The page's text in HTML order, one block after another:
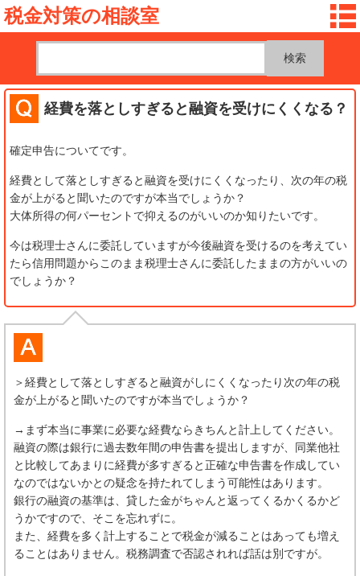
税金対策の相談室
経費を落としすぎると融資を受けにくくなる？
確定申告についてです。
経費として落としすぎると融資を受けにくくなったり、次の年の税
金が上がると聞いたのですが本当でしょうか？
大体所得の何パーセントで抑えるのがいいのか知りたいです。
今は税理士さんに委託していますが今後融資を受けるのを考えてい
たら信用問題からこのまま税理士さんに委託したままの方がいいの
でしょうか？
＞経費として落としすぎると融資がしにくくなったり次の年の税
金が上がると聞いたのですが本当でしょうか？
→まず本当に事業に必要な経費ならきちんと計上してください。
融資の際は銀行に過去数年間の申告書を提出しますが、同業他社
と比較してあまりに経費が多すぎると正確な申告書を作成してい
なのではないかとの疑念を持たれてしまう可能性はあります。
銀行の融資の基準は、貸した金がちゃんと返ってくるかくるかど
うかですので、そこを忘れずに。
また、経費を多く計上することで税金が減ることはあっても増え
ることはありません。税務調査で否認されれば話は別ですが。